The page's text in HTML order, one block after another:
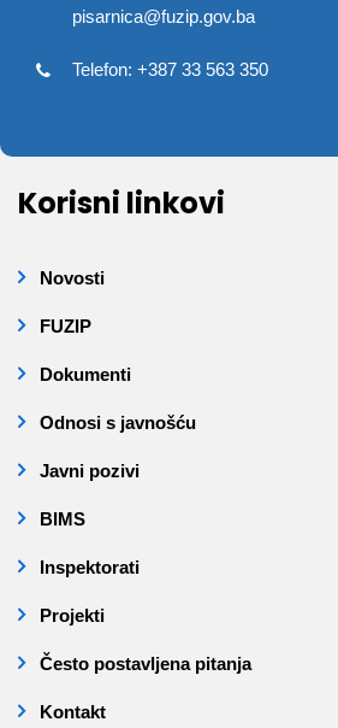
pisarnica@fuzip.gov.ba
Telefon: +387 33 563 350
Korisni linkovi
Novosti
FUZIP
Dokumenti
Odnosi s javnošću
Javni pozivi
BIMS
Inspektorati
Projekti
Često postavljena pitanja
Kontakt